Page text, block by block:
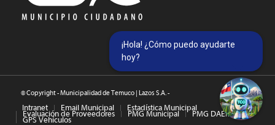
© Copyright - Municipalidad de Temuco | Lazos S.A. -
Intranet Email Municipal Estadística Municipal
Evaluación de Proveedores PMG Municipal PMG DAEM
GPS Vehículos
¡Hola! ¿Cómo puedo ayudarte
hoy?